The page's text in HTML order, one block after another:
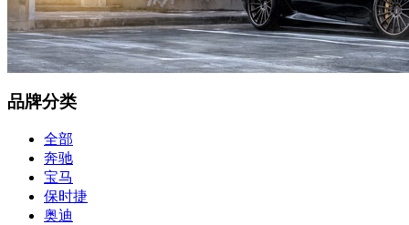
品牌分类
全部
奔驰
宝马
保时捷
奥迪